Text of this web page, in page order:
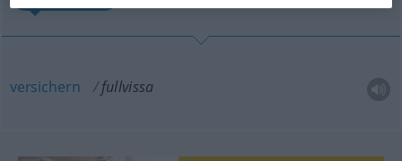
versichern fullvissa